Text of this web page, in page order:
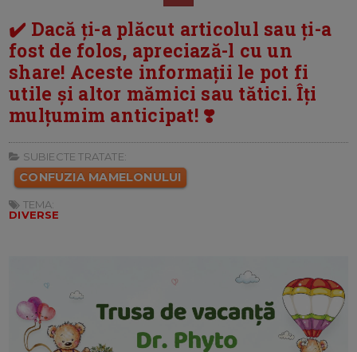
✔️ Dacă ți-a plăcut articolul sau ți-a
fost de folos, apreciază-l cu un
share! Aceste informații le pot fi
utile și altor mămici sau tătici. Îți
mulțumim anticipat! ❣️
SUBIECTE TRATATE:
CONFUZIA MAMELONULUI
TEMA:
DIVERSE